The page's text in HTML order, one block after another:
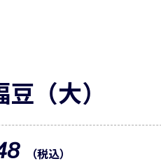
豆（大）
（税込）